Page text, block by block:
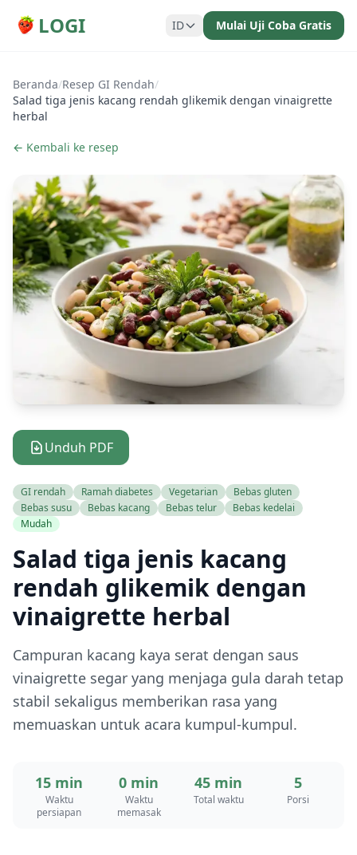
LOGI ID Mulai Uji Coba Gratis
Beranda/Resep GI Rendah/
Salad tiga jenis kacang rendah glikemik dengan vinaigrette
herbal
← Kembali ke resep
Unduh PDF
GI rendah Ramah diabetes Vegetarian
Bebas gluten
Bebas susu
Bebas kacang Bebas telur
Bebas kedelai
Mudah
Salad tiga jenis kacang
rendah glikemik dengan
vinaigrette herbal
Campuran kacang kaya serat dengan saus
vinaigrette segar yang menjaga gula darah tetap
stabil sekaligus memberikan rasa yang
memuaskan untuk acara kumpul-kumpul.
15 min
Waktu
persiapan
0 min
Waktu
memasak
45 min
Total waktu
5
Porsi